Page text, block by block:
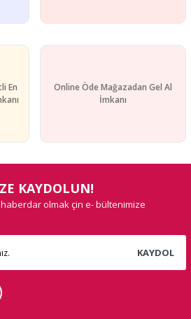
En
Online Öde Mağazadan Gel Al
İmkanı
KAYDOLUN!
olmak çin e- bültenimize
KAYDOL